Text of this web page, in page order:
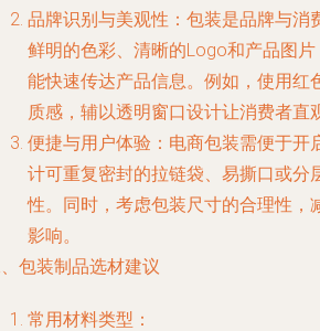
品牌识别与美观性：包装是品牌与消
鲜明的色彩、清晰的Logo和产品图
能快速传达产品信息。例如，使用红
质感，辅以透明窗口设计让消费者直
便捷与用户体验：电商包装需便于开
计可重复密封的拉链袋、易撕口或分
性。同时，考虑包装尺寸的合理性，
影响。
包装制品选材建议
常用材料类型：